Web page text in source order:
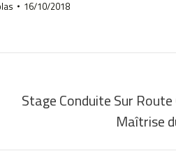
16/10/2018
Stage Conduite Sur
Maîtrise